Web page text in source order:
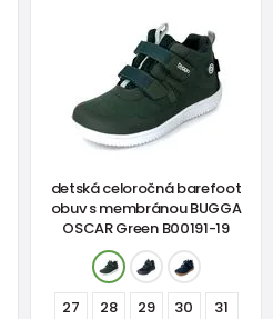
detská celoročná barefoot
obuv s membránou BUGGA
OSCAR Green B00191-19
27 28 29 30
31